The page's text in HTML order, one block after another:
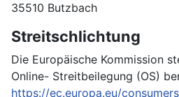
35510 Butzbach
Streitschlichtung
Die Europäische Kommission
Online- Streitbeilegung (OS)
https://ec.europa.eu/